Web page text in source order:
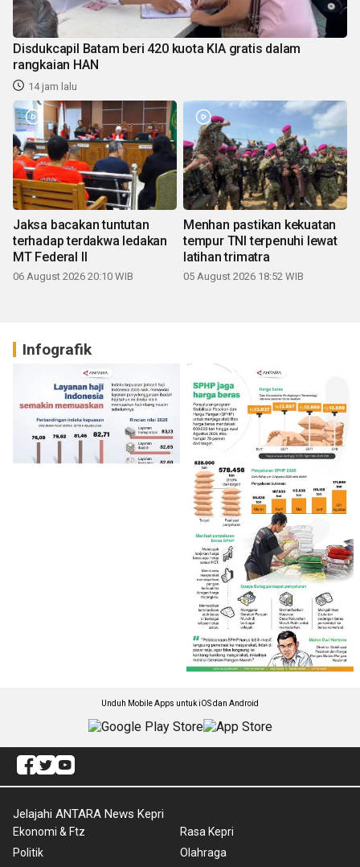
Disdukcapil Batam beri 420 kuota KIA gratis dalam
rangkaian HAN
14 jam lalu
Jaksa bacakan tuntutan
terhadap terdakwa ledakan
MT Federal II
06 August 2026 20:10 WIB
Menhan pastikan kekuatan
tempur TNI terpenuhi lewat
latihan trimatra
05 August 2026 18:52 WIB
Infografik
Unduh Mobile Apps untuk iOS dan Android
Jelajahi ANTARA News Kepri
Ekonomi & Ftz
Politik
Rasa Kepri
Olahraga